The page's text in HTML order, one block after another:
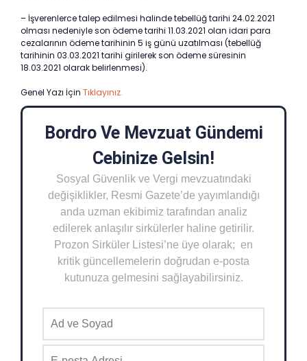
– İşverenlerce talep edilmesi halinde tebellüğ tarihi 24.02.2021
olması nedeniyle son ödeme tarihi 11.03.2021 olan idari para
cezalarının ödeme tarihinin 5 iş günü uzatılması (tebellüğ
tarihinin 03.03.2021 tarihi girilerek son ödeme süresinin
18.03.2021 olarak belirlenmesi).
Genel Yazı İçin Tıklayınız.
Bordro Ve Mevzuat Gündemi
Cebinize Gelsin!
Sosyal Güvenlik ve Vergi mevzuatındaki
değişiklikler, Resmi Gazete’de yayımlandığı
anda uzman ekibimiz tarafından analiz
edilerek anlaşılır sirkülerler haline getirilir.
Prozon Sirküler Listesi’ne üye olarak; en
kritik güncellemelerin doğrudan e-posta
kutunuza gelmesini sağlayabilirsiniz.